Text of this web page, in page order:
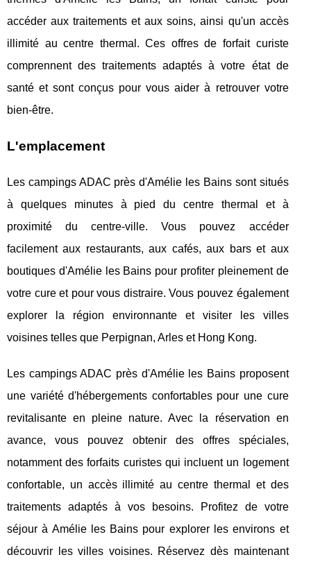
accéder aux traitements et aux soins, ainsi qu'un accès
illimité au centre thermal. Ces offres de forfait curiste
comprennent des traitements adaptés à votre état de
santé et sont conçus pour vous aider à retrouver votre
bien-être.
L'emplacement
Les campings ADAC près d'Amélie les Bains sont situés
à quelques minutes à pied du centre thermal et à
proximité du centre-ville. Vous pouvez accéder
facilement aux restaurants, aux cafés, aux bars et aux
boutiques d'Amélie les Bains pour profiter pleinement de
votre cure et pour vous distraire. Vous pouvez également
explorer la région environnante et visiter les villes
voisines telles que Perpignan, Arles et Hong Kong.
Les campings ADAC près d'Amélie les Bains proposent
une variété d'hébergements confortables pour une cure
revitalisante en pleine nature. Avec la réservation en
avance, vous pouvez obtenir des offres spéciales,
notamment des forfaits curistes qui incluent un logement
confortable, un accès illimité au centre thermal et des
traitements adaptés à vos besoins. Profitez de votre
séjour à Amélie les Bains pour explorer les environs et
découvrir les villes voisines. Réservez dès maintenant